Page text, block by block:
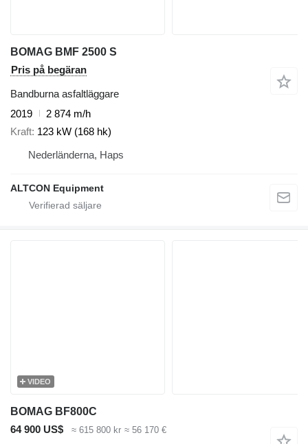
BOMAG BMF 2500 S
Pris på begäran
Bandburna asfaltläggare
2019
2 874 m/h
Kraft 123 kW (168 hk)
Nederländerna, Haps
ALTCON Equipment
VIDEO
BOMAG BF800C
64 900 US$
≈ 615 800 kr ≈ 56 170 €